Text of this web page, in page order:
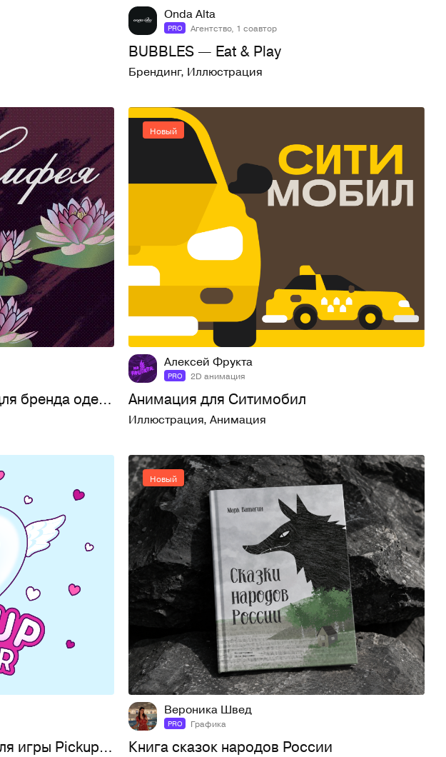
Onda Alta
PRO Агентство, 1 соавтор
BUBBLES — Eat & Play
Брендинг, Иллюстрация
11 50
Создание иллюстрациии для бренда одежды
Новый
17 44
Алексей Фрукта
PRO 2D анимация
Анимация для Ситимобил
Иллюстрация,Анимация
2D-рекламные креативы для игры Pickup Master
Новый
16 38
Вероника Швед
PRO Графика
Книга сказок народов России